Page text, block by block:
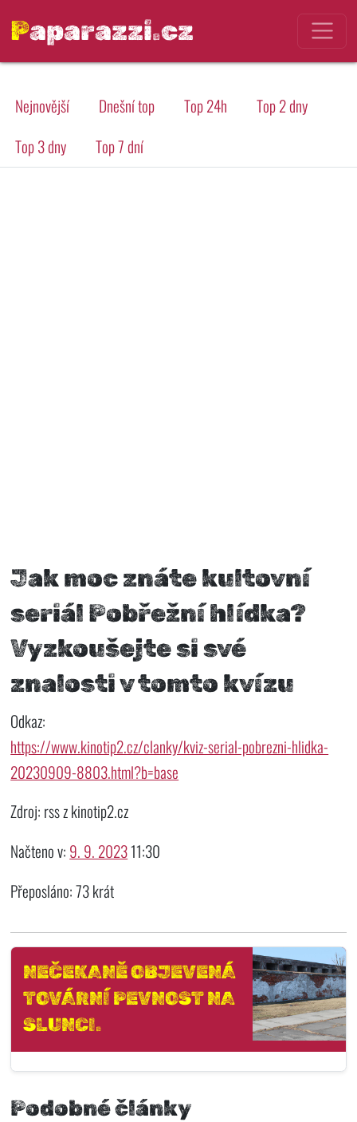
Paparazzi.cz
Nejnovější Dnešní top Top 24h
Top 2 dny
Top 3 dny
Top 7 dní
Jak moc znáte kultovní
seriál Pobřežní hlídka?
Vyzkoušejte si své
znalosti v tomto kvízu
Odkaz:
https://www.kinotip2.cz/clanky/kviz-serial-pobrezni-hlidka-
20230909-8803.html?b=base
Zdroj: rss z kinotip2.cz
Načteno v: 9. 9. 202311:30
Přeposláno: 73 krát
NEČEKANĚ OBJEVENÁ
TOVÁRNÍ PEVNOST NA
SLUNCI.
Podobné články